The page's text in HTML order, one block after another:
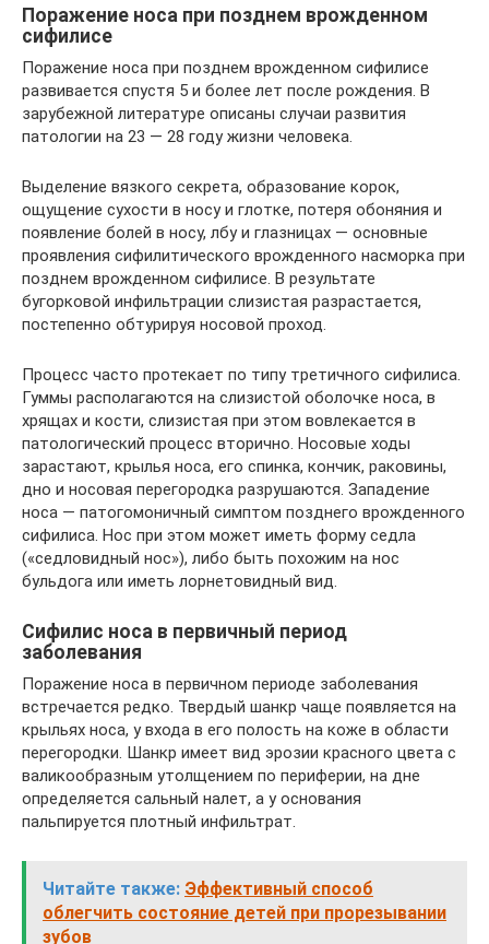
Поражение носа при позднем врожденном
сифилисе
Поражение носа при позднем врожденном сифилисе
развивается спустя 5 и более лет после рождения. В
зарубежной литературе описаны случаи развития
патологии на 23 — 28 году жизни человека.
Выделение вязкого секрета, образование корок,
ощущение сухости в носу и глотке, потеря обоняния и
появление болей в носу, лбу и глазницах — основные
проявления сифилитического врожденного насморка при
позднем врожденном сифилисе. В результате
бугорковой инфильтрации слизистая разрастается,
постепенно обтурируя носовой проход.
Процесс часто протекает по типу третичного сифилиса.
Гуммы располагаются на слизистой оболочке носа, в
хрящах и кости, слизистая при этом вовлекается в
патологический процесс вторично. Носовые ходы
зарастают, крылья носа, его спинка, кончик, раковины,
дно и носовая перегородка разрушаются. Западение
носа — патогомоничный симптом позднего врожденного
сифилиса. Нос при этом может иметь форму седла
(«седловидный нос»), либо быть похожим на нос
бульдога или иметь лорнетовидный вид.
Сифилис носа в первичный период
заболевания
Поражение носа в первичном периоде заболевания
встречается редко. Твердый шанкр чаще появляется на
крыльях носа, у входа в его полость на коже в области
перегородки. Шанкр имеет вид эрозии красного цвета с
валикообразным утолщением по периферии, на дне
определяется сальный налет, а у основания
пальпируется плотный инфильтрат.
Читайте также: Эффективный способ
облегчить состояние детей при прорезывании
зубов